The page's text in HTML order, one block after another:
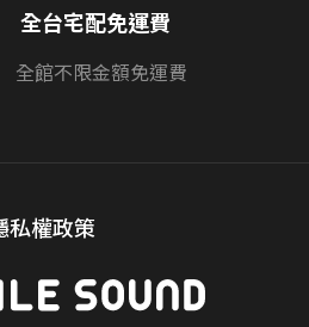
全台宅配免運費
全館不限金額免運費
私權政策